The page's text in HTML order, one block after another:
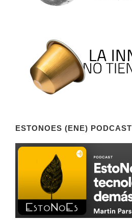
ESTONOES (ENE) PODCAST